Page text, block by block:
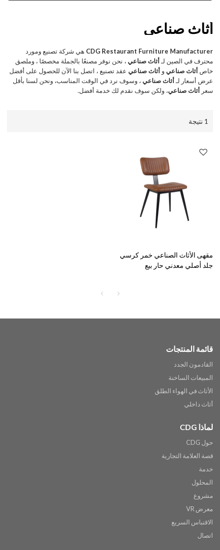
أثاث صناعي
CDG Restaurant Furniture Manufacturer هي شركة تصنيع ومورد
محترف في الصين لـأثاث صناعي ، نحن نوفر مصنعًا بالجملة مخصصًا ، وملصق
خاصأثاث صناعيوأثاث صناعي عقد تصنيع ، اتصل بنا الآن للحصول على أفضل
عرض أسعار لـأثاث صناعي ، وسوف نرد في الوقت المناسب، ونحن لسنا بأقل
سعرأثاث صناعي، ولكن سوف نقدم لك خدمة أفضل.
1 نتيجة
مقهى الأثاث الصناعي خمر كرسي
جلد أصلي معدني حار بيع
قائمة المنتجات
القادمون الجدد
المبيعات الساخنة
الأثاث في الهواء الطلق
أثاث داخلي
لماذا CDG
حول CDG
قصة العلامة التجارية
خدمة
المحلول
مشروع
معرض VR
الاقتباس السريع
اتصال